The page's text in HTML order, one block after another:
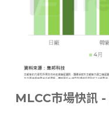
MLCC市場快訊